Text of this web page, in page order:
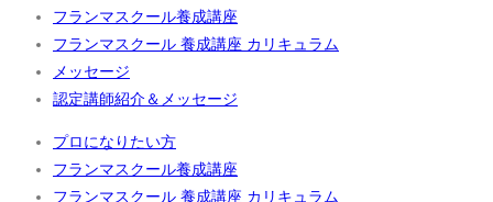
フランマスクール養成講座
フランマスクール 養成講座 カリキュラム
メッセージ
認定講師紹介＆メッセージ
プロになりたい方
フランマスクール養成講座
フランマスクール 養成講座 カリキュラム